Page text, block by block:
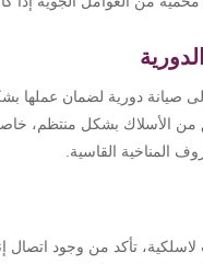
صيانة دورية لضمان عملها
الأسلاك بشكل منتظم، خاصة
المناخية القاسية.
تأكد من وجود اتصال